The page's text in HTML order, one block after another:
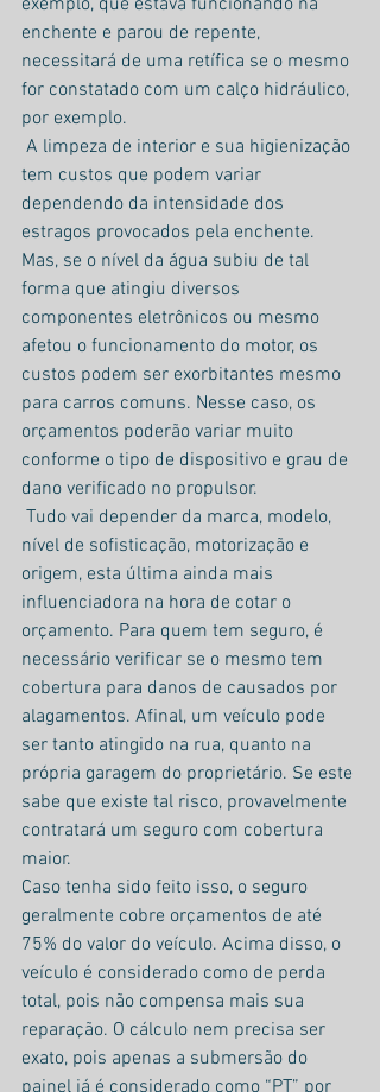
exemplo, que estava funcionando na
enchente e parou de repente,
necessitará de uma retífica se o mesmo
for constatado com um calço hidráulico,
por exemplo.
tem custos que podem variar
dependendo da intensidade dos
estragos provocados pela enchente.
Mas, se o nível da água subiu de tal
forma que atingiu diversos
componentes eletrônicos ou mesmo
afetou o funcionamento do motor, os
custos podem ser exorbitantes mesmo
para carros comuns. Nesse caso, os
orçamentos poderão variar muito
conforme o tipo de dispositivo e grau de
dano verificado no propulsor.
nível de sofisticação, motorização e
origem, esta última ainda mais
influenciadora na hora de cotar o
orçamento. Para quem tem seguro, é
necessário verificar se o mesmo tem
cobertura para danos de causados por
alagamentos. Afinal, um veículo pode
ser tanto atingido na rua, quanto na
própria garagem do proprietário. Se este
sabe que existe tal risco, provavelmente
contratará um seguro com cobertura
maior.
Caso tenha sido feito isso, o seguro
geralmente cobre orçamentos de até
75% do valor do veículo. Acima disso, o
veículo é considerado como de perda
total, pois não compensa mais sua
reparação. O cálculo nem precisa ser
exato, pois apenas a submersão do